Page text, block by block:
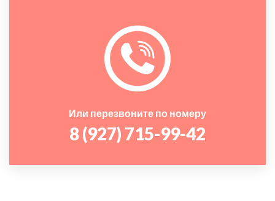
Или перезвоните по номеру
8 (927) 715-99-42